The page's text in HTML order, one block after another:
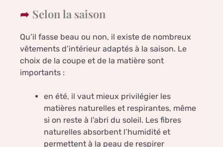
Selon la saison
Qu’il fasse beau ou non, il existe de nombreux
vêtements d’intérieur adaptés à la saison. Le
choix de la coupe et de la matière sont
importants :
en été, il vaut mieux privilégier les
matières naturelles et respirantes, même
si on reste à l’abri du soleil. Les fibres
naturelles absorbent l’humidité et
permettent à la peau de respirer